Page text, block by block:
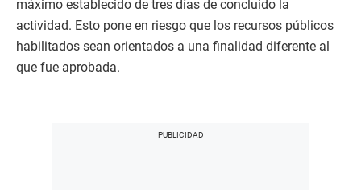
máximo establecido de tres días de concluido la
actividad. Esto pone en riesgo que los recursos públicos
habilitados sean orientados a una finalidad diferente al
que fue aprobada.